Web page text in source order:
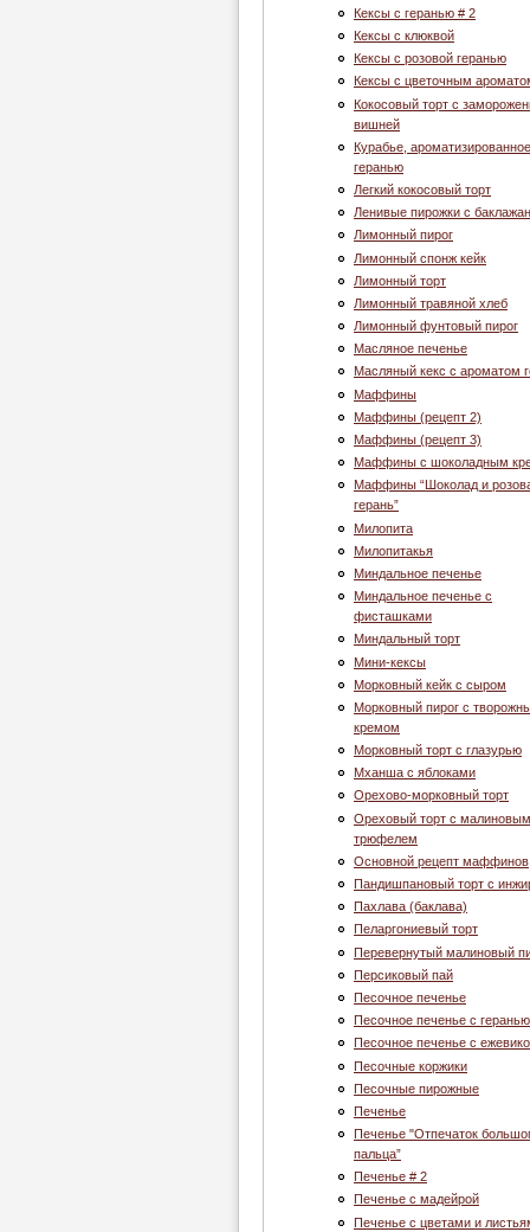
Кексы с геранью # 2
Кексы с клюквой
Кексы с розовой геранью
Кексы с цветочным
Кокосовый торт с
вишней
Курабье, ароматизированное
геранью
Легкий кокосовый торт
Ленивые пирожки с
Лимонный пирог
Лимонный спонж кейк
Лимонный торт
Лимонный травяной хлеб
Лимонный фунтовый пирог
Масляное печенье
Масляный кекс с ароматом
Маффины
Маффины (рецепт 2)
Маффины (рецепт 3)
Маффины с шоколадным
Маффины “Шоколад и
герань”
Милопита
Милопитакья
Миндальное печенье
Миндальное печенье с
фисташками
Миндальный торт
Мини-кексы
Морковный кейк с сыром
Морковный пирог с
кремом
Морковный торт с глазурью
Мханша с яблоками
Орехово-морковный торт
Ореховый торт с малиновым
трюфелем
Основной рецепт маффинов
Пандишпановый торт с
Пахлава (баклава)
Пеларгониевый торт
Перевернутый малиновый
Персиковый пай
Песочное печенье
Песочное печенье с геранью
Песочное печенье с
Песочные коржики
Песочные пирожные
Печенье
Печенье "Отпечаток
пальца”
Печенье # 2
Печенье c мадейрой
Печенье с цветами и